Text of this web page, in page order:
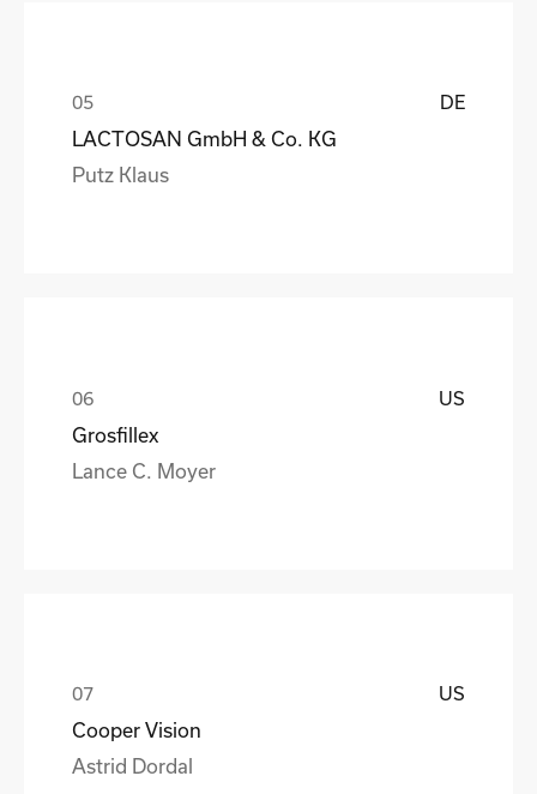
DE
LACTOSAN GmbH & Co. KG
Putz Klaus
US
Grosfillex
Lance C. Moyer
US
Cooper Vision
Astrid Dordal